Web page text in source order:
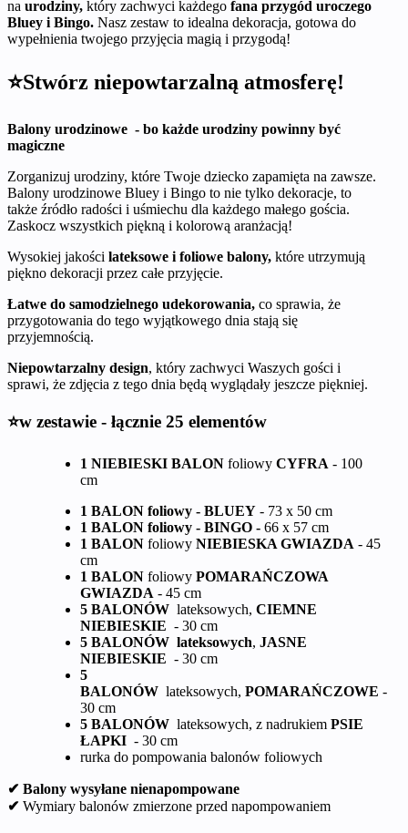
na urodziny, który zachwyci każdego fana przygód uroczego
Bluey i Bingo. Nasz zestaw to idealna dekoracja, gotowa do
wypełnienia twojego przyjęcia magią i przygodą!
⭐Stwórz niepowtarzalną atmosferę!
Balony urodzinowe - bo każde urodziny powinny być
magiczne
Zorganizuj urodziny, które Twoje dziecko zapamięta na zawsze.
Balony urodzinowe Bluey i Bingo to nie tylko dekoracje, to
także źródło radości i uśmiechu dla każdego małego gościa.
Zaskocz wszystkich piękną i kolorową aranżacją!
Wysokiej jakości lateksowe i foliowe balony, które utrzymują
piękno dekoracji przez całe przyjęcie.
Łatwe do samodzielnego udekorowania, co sprawia, że
przygotowania do tego wyjątkowego dnia stają się
przyjemnością.
Niepowtarzalny design, który zachwyci Waszych gości i
sprawi, że zdjęcia z tego dnia będą wyglądały jeszcze piękniej.
⭐w zestawie - łącznie 25 elementów
1 NIEBIESKI BALON foliowy CYFRA - 100
cm
1 BALON foliowy - BLUEY - 73 x 50 cm
1 BALON foliowy - BINGO - 66 x 57 cm
1 BALON foliowy NIEBIESKA GWIAZDA - 45
cm
1 BALON foliowy POMARAŃCZOWA
GWIAZDA - 45 cm
5 BALONÓW lateksowych, CIEMNE
NIEBIESKIE - 30 cm
5 BALONÓW lateksowych, JASNE
NIEBIESKIE - 30 cm
5
BALONÓW lateksowych, POMARAŃCZOWE -
30 cm
5 BALONÓW lateksowych, z nadrukiem PSIE
ŁAPKI - 30 cm
rurka do pompowania balonów foliowych
✔ Balony wysyłane nienapompowane
✔ Wymiary balonów zmierzone przed napompowaniem